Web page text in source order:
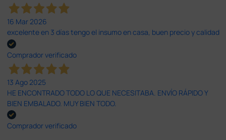
16 Mar 2026
excelente en 3 días tengo el insumo en casa, buen precio y calidad
Comprador verificado
13 Ago 2025
HE ENCONTRADO TODO LO QUE NECESITABA. ENVÍO RÁPIDO Y
BIEN EMBALADO. MUY BIEN TODO.
Comprador verificado